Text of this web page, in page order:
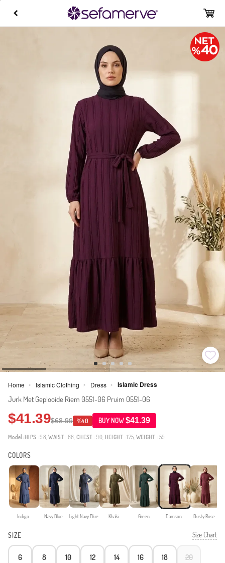
Home > Islamic Clothing > Dress > Islamic Dress
Jurk Met Geplooide Riem 0551-06 Pruim 0551-06
$41.39$68.99 %40 BUY NOW$41.39
Model: HIPS : 98,WAIST: 66,CHEST : 90, HEIGHT : 175, WEIGHT : 59
COLORS
Indigo Navy Blue Light Navy Blue Khaki Green Damson Dusty Rose
SIZE Size Chart
6 8 10 12 14 16 18 20